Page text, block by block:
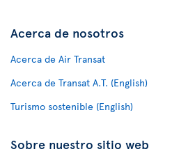
Acerca de nosotros
Acerca de Air Transat
Acerca de Transat A.T. (English)
Turismo sostenible (English)
Sobre nuestro sitio web